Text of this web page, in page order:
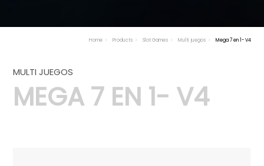
Home Products Slot Games Multi juegos Mega 7 en 1- V4
MULTI JUEGOS
MEGA 7 EN 1- V4